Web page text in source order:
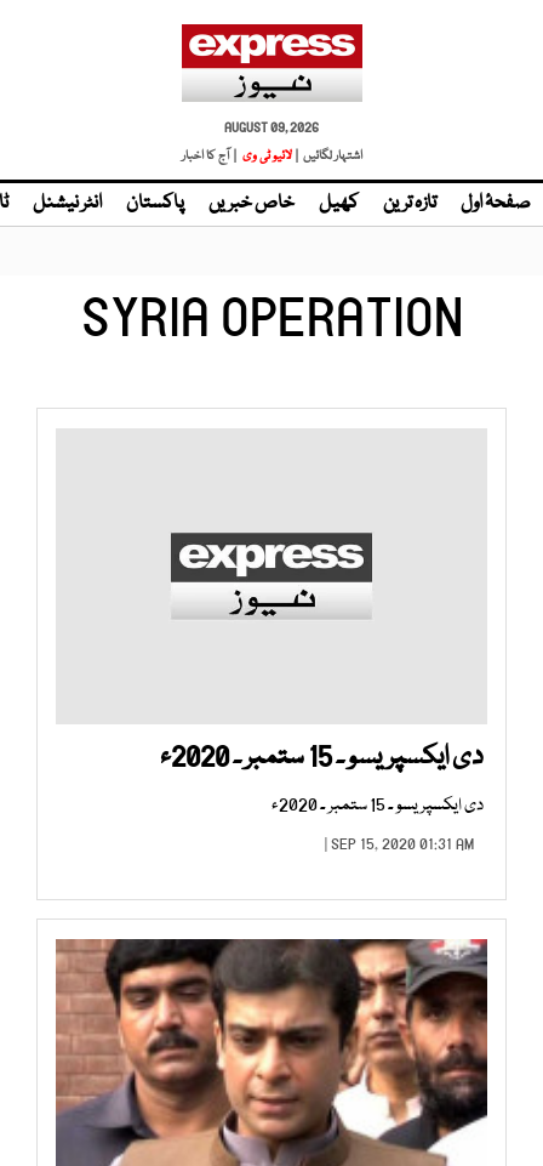
AUGUST 09, 2026
اشتہار لگائیں |
| آج کا اخبار
صفحۂ اول تازہ ترین کھیل خاص خبریں پاکستان انٹر نیشنل
SYRIA OPERATION
دی ایکسپریسو ۔ 15 ستمبر ۔ 2020ء
دی ایکسپریسو ۔ 15 ستمبر ۔ 2020ء
SEP 15, 2020 01:31 AM |